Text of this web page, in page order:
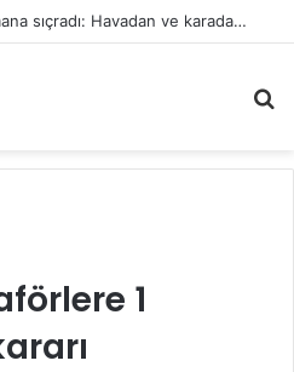
Meriç’te anız yangını ormana sıçradı: Havadan ve karadan müdahale sürüyor
...
1